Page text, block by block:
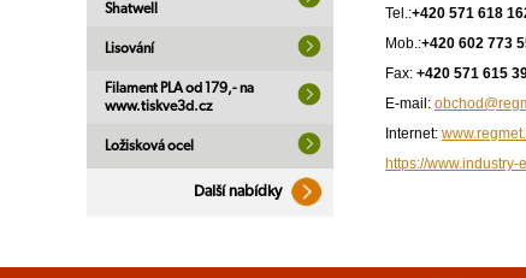
Shatwell
Lisování
Filament PLA od 179,- na
www.tiskve3d.cz
Ložisková ocel
Další nabídky
Tel.:+420 571 618
Mob.:+420 602 773
Fax: +420 571 615
E-mail:
Internet:
https://